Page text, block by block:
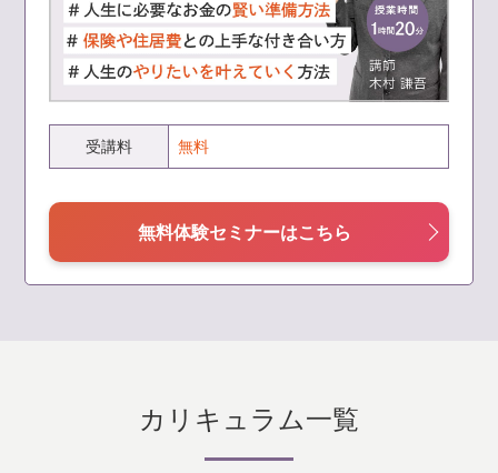
受講料 無料
無料体験セミナーはこちら
カリキュラム一覧